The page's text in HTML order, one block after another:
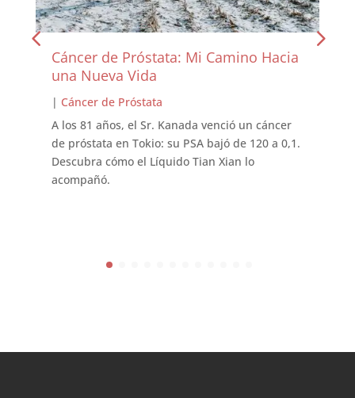
Cáncer de Próstata: Mi Camino Hacia
una Nueva Vida
| Cáncer de Próstata
A los 81 años, el Sr. Kanada venció un cáncer
de próstata en Tokio: su PSA bajó de 120 a 0,1.
Descubra cómo el Líquido Tian Xian lo
acompañó.